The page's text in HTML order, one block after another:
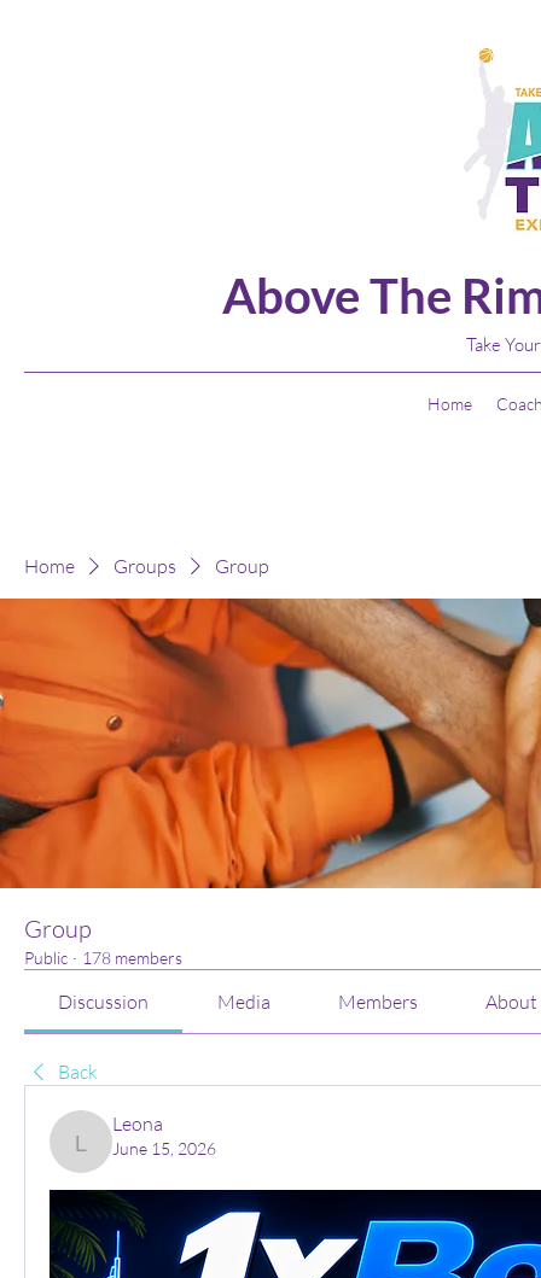
Above The
Take
Home
Home Groups Group
Group
Public · 178 members
Discussion Media Members About
Back
Leona
Leona
June 15, 2026